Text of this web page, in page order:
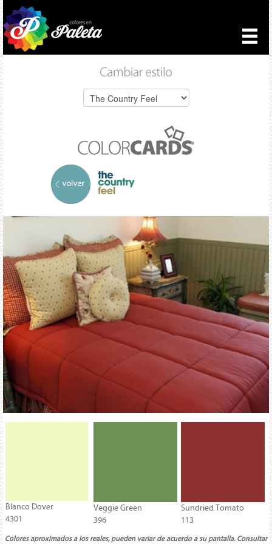
Blanco Dover
4301
Veggie Green
396
Sundried Tomato
113
Colores aproximados a los reales, pueden variar de acuerdo a su pantalla. Consultar